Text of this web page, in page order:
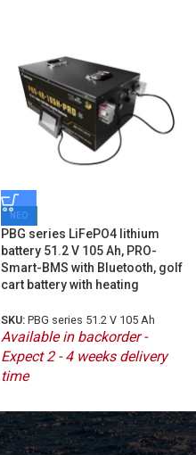
ΝΕΟ
PBG series LiFePO4 lithium
battery 51.2 V 105 Ah, PRO-
Smart-BMS with Bluetooth, golf
cart battery with heating
SKU: PBG series 51.2 V 105 Ah
Available in backorder -
Expect 2 - 4 weeks delivery
time